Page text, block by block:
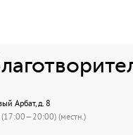
Арбат, д. 8
(17:00—20:00) (местн.)